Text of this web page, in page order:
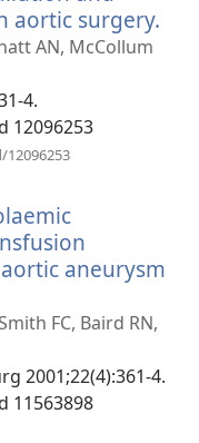
aortic surgery.
AN, McCollum
4.
12096253
aneurysm
FC, Baird RN,
2001;22(4):361-4.
11563898